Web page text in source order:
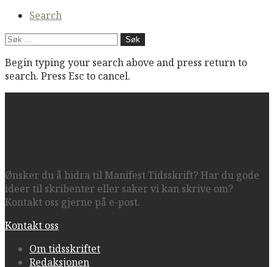
Search
Søk
Begin typing your search above and press return to
search. Press Esc to cancel.
Ønsker du å bidra til Manifest Tidsskrift? Har du gode
ideer til skribenter eller saker vi kan skrive om?
Kontakt oss gjerne på e-post.
Kontakt oss
Om tidsskriftet
Redaksjonen